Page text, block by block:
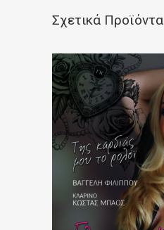
Σχετικά Προϊόντα